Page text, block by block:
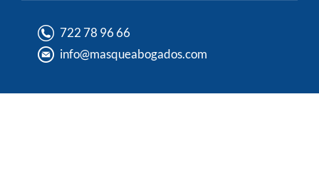
722 78 96 66
info@masqueabogados.com